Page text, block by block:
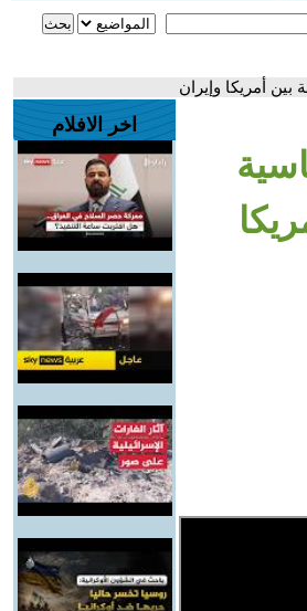
أمريكا وإيران
اخر الافلام